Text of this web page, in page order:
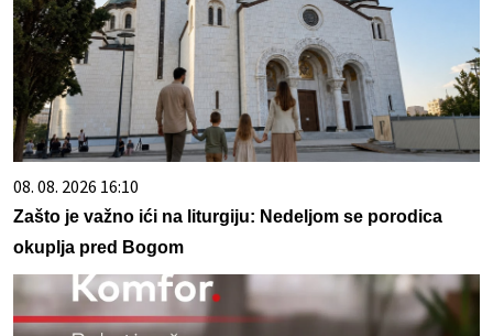
08. 08. 2026 16:10
Zašto je važno ići na liturgiju: Nedeljom se porodica
okuplja pred Bogom